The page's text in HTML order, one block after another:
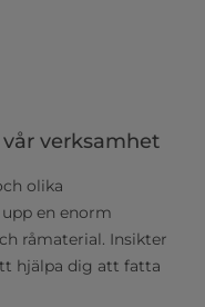
verksamhet
olika
en enorm
råmaterial. Insikter
hjälpa dig att fatta